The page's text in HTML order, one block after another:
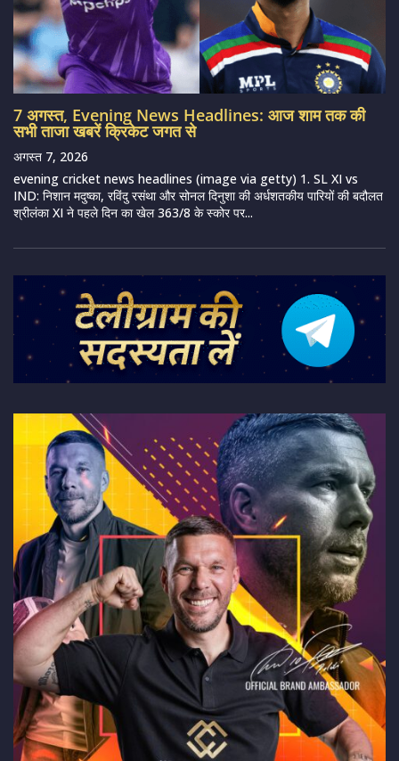
7 अगस्त, Evening News Headlines: आज शाम तक की
सभी ताजा खबरें क्रिकेट जगत से
अगस्त 7, 2026
evening cricket news headlines (image via getty) 1. SL XI vs
IND: निशान मदुष्का, रविंदु रसंथा और सोनल दिनुशा की अर्धशतकीय पारियों की बदौलत
श्रीलंका XI ने पहले दिन का खेल 363/8 के स्कोर पर...